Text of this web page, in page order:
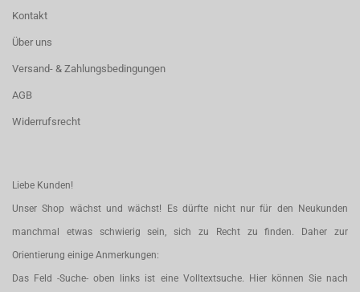
Kontakt
Über uns
Versand- & Zahlungsbedingungen
AGB
Widerrufsrecht
Liebe Kunden!
Unser Shop wächst und wächst! Es dürfte nicht nur für den Neukunden
manchmal etwas schwierig sein, sich zu Recht zu finden. Daher zur
Orientierung einige Anmerkungen:
Das Feld -Suche- oben links ist eine Volltextsuche. Hier können Sie nach